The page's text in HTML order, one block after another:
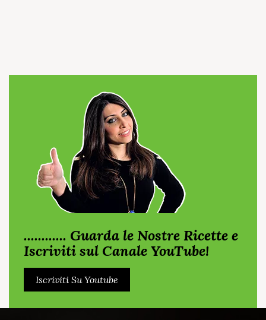
............ Guarda le Nostre Ricette e
Iscriviti sul Canale YouTube!
Iscriviti Su Youtube